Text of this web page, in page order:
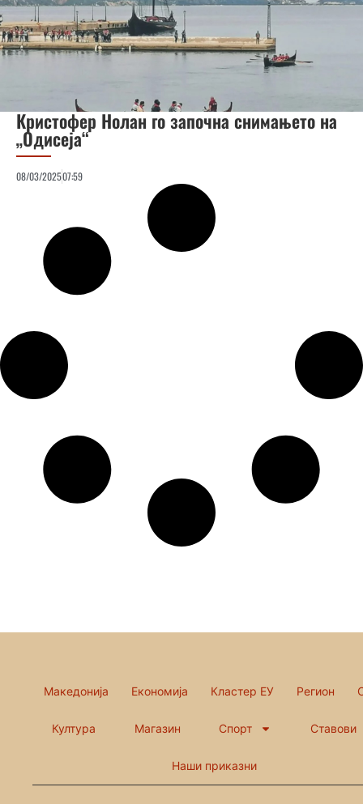
Кристофер Нолан го започна снимањето на
„Одисеја“
08/03/202507:59
Македонија Економија Кластер ЕУ Регион
Култура Магазин Спорт Ставови
Наши приказни